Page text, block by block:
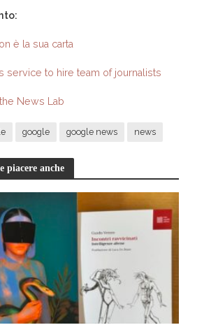
è la sua carta
service to hire team of journalists
News Lab
google google news news
piacere anche